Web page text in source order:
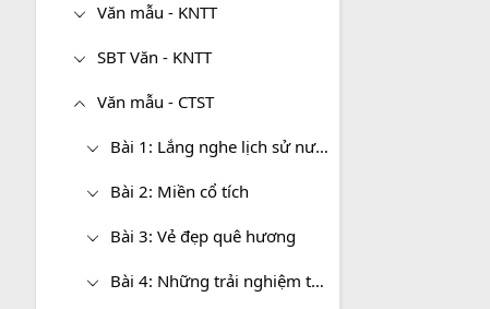
Văn mẫu - KNTT
SBT Văn - KNTT
Văn mẫu - CTST
Bài 1: Lắng nghe lịch sử nước mình
Bài 2: Miền cổ tích
Bài 3: Vẻ đẹp quê hương
Bài 4: Những trải nghiệm trong đời